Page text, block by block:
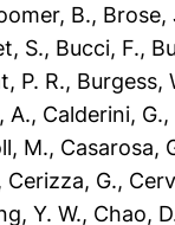
B., Brose,
S., Bucci, F.,
P. R., Burgess,
A., Calderini, G.,
M., Casarosa,
, Cerizza, G.,
Y. W., Chao,